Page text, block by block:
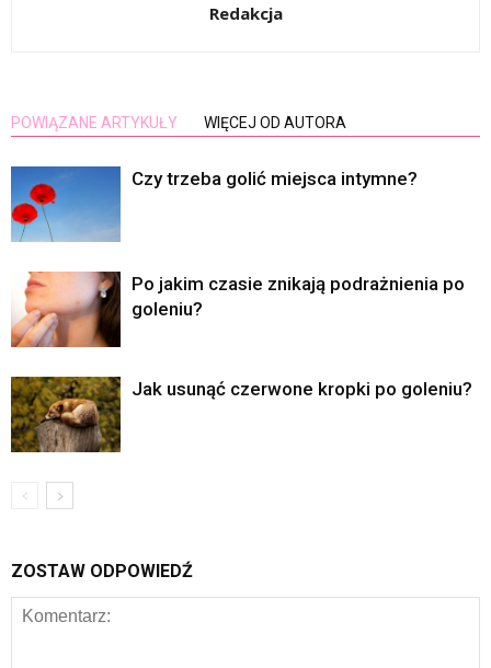
Redakcja
POWIĄZANE ARTYKUŁY WIĘCEJ OD AUTORA
Czy trzeba golić miejsca intymne?
Po jakim czasie znikają podrażnienia po
goleniu?
Jak usunąć czerwone kropki po goleniu?
ZOSTAW ODPOWIEDŹ